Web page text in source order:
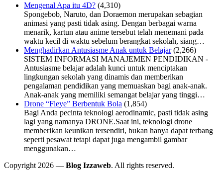
Mengenal Apa itu 4D? (4,310)
Spongebob, Naruto, dan Doraemon merupakan sebagian
animasi yang pasti tidak asing. Dengan berbagai warna
menarik, kartun atau anime tersebut telah menemani pada
waktu kecil di waktu sebelum berangkat sekolah, siang…
Menghadirkan Antusiasme Anak untuk Belajar (2,266)
SISTEM INFORMASI MANAJEMEN PENDIDIKAN -
Antusiasme belajar adalah kunci untuk menciptakan
lingkungan sekolah yang dinamis dan memberikan
pengalaman pendidikan yang memuaskan bagi anak-anak.
Anak-anak yang memiliki semangat belajar yang tinggi…
Drone “Fleye” Berbentuk Bola (1,854)
Bagi Anda pecinta teknologi aerodinamic, pasti tidak asing
lagi yang namanya DRONE.Saat ini, teknologi drone
memberikan keunikan tersendiri, bukan hanya dapat terbang
seperti pesawat tetapi dapat juga mengambil gambar
menggunakan…
Copyright 2026 — Blog Izzaweb. All rights reserved.